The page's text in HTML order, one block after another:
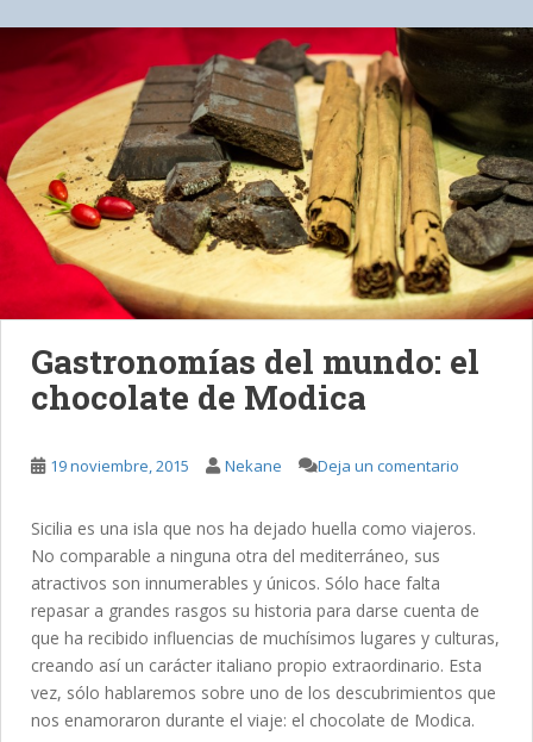
Gastronomías del mundo: el
chocolate de Modica
19 noviembre, 2015 Nekane Deja un comentario
Sicilia es una isla que nos ha dejado huella como viajeros.
No comparable a ninguna otra del mediterráneo, sus
atractivos son innumerables y únicos. Sólo hace falta
repasar a grandes rasgos su historia para darse cuenta de
que ha recibido influencias de muchísimos lugares y culturas,
creando así un carácter italiano propio extraordinario. Esta
vez, sólo hablaremos sobre uno de los descubrimientos que
nos enamoraron durante el viaje: el chocolate de Modica.